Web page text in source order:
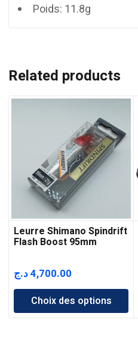
Poids: 11.8g
Related products
Leurre Shimano Spindrift
Flash Boost 95mm
4,700.00د.ج
Choix des options